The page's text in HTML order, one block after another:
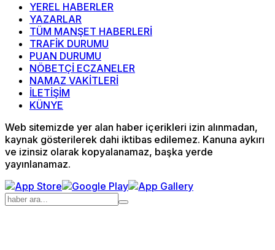
YEREL HABERLER
YAZARLAR
TÜM MANŞET HABERLERİ
TRAFİK DURUMU
PUAN DURUMU
NÖBETÇİ ECZANELER
NAMAZ VAKİTLERİ
İLETİŞİM
KÜNYE
Web sitemizde yer alan haber içerikleri izin alınmadan,
kaynak gösterilerek dahi iktibas edilemez. Kanuna aykırı
ve izinsiz olarak kopyalanamaz, başka yerde
yayınlanamaz.